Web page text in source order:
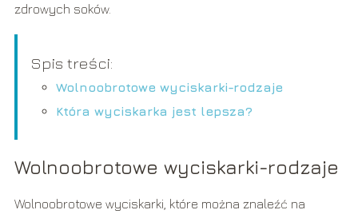
zdrowych soków.
Spis treści:
Wolnoobrotowe wyciskarki-rodzaje
Która wyciskarka jest lepsza?
Wolnoobrotowe wyciskarki-rodzaje
Wolnoobrotowe wyciskarki, które można znaleźć na